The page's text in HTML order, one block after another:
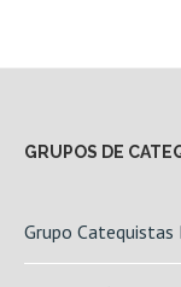
GRUPOS DE
Grupo Catequistas